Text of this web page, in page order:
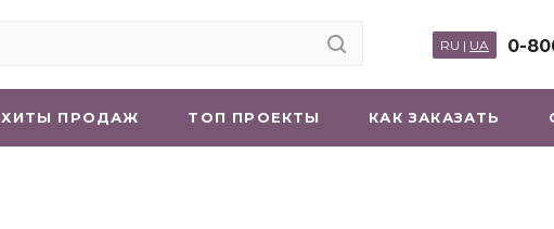
0-
RU | UA
ХИТЫ ПРОДАЖ ТОП ПРОЕКТЫ КАК ЗАКАЗАТЬ